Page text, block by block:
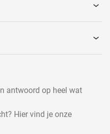
antwoord op heel wat
Hier vind je onze